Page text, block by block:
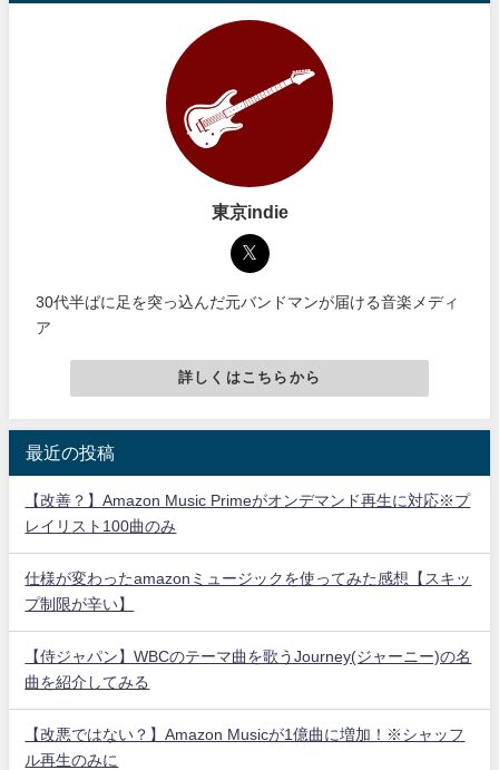
東京indie
30代半ばに足を突っ込んだ元バンドマンが届ける音楽メディ
ア
詳しくはこちらから
最近の投稿
【改善？】Amazon Music Primeがオンデマンド再生に対応※プ
レイリスト100曲のみ
仕様が変わったamazonミュージックを使ってみた感想【スキッ
プ制限が辛い】
【侍ジャパン】WBCのテーマ曲を歌うJourney(ジャーニー)の名
曲を紹介してみる
【改悪ではない？】Amazon Musicが1億曲に増加！※シャッフ
ル再生のみに